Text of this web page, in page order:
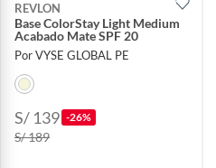
REVLON
Base ColorStay Light Medium
Acabado Mate SPF 20
Por VYSE GLOBAL PE
S/ 139 -26%
S/ 189